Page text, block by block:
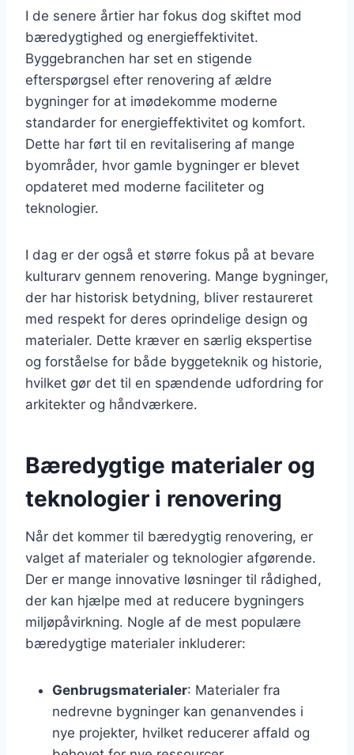
I de senere årtier har fokus dog skiftet mod
bæredygtighed og energieffektivitet.
Byggebranchen har set en stigende
efterspørgsel efter renovering af ældre
bygninger for at imødekomme moderne
standarder for energieffektivitet og komfort.
Dette har ført til en revitalisering af mange
byområder, hvor gamle bygninger er blevet
opdateret med moderne faciliteter og
teknologier.
I dag er der også et større fokus på at bevare
kulturarv gennem renovering. Mange bygninger,
der har historisk betydning, bliver restaureret
med respekt for deres oprindelige design og
materialer. Dette kræver en særlig ekspertise
og forståelse for både byggeteknik og historie,
hvilket gør det til en spændende udfordring for
arkitekter og håndværkere.
Bæredygtige materialer og
teknologier i renovering
Når det kommer til bæredygtig renovering, er
valget af materialer og teknologier afgørende.
Der er mange innovative løsninger til rådighed,
der kan hjælpe med at reducere bygningers
miljøpåvirkning. Nogle af de mest populære
bæredygtige materialer inkluderer:
Genbrugsmaterialer: Materialer fra
nedrevne bygninger kan genanvendes i
nye projekter, hvilket reducerer affald og